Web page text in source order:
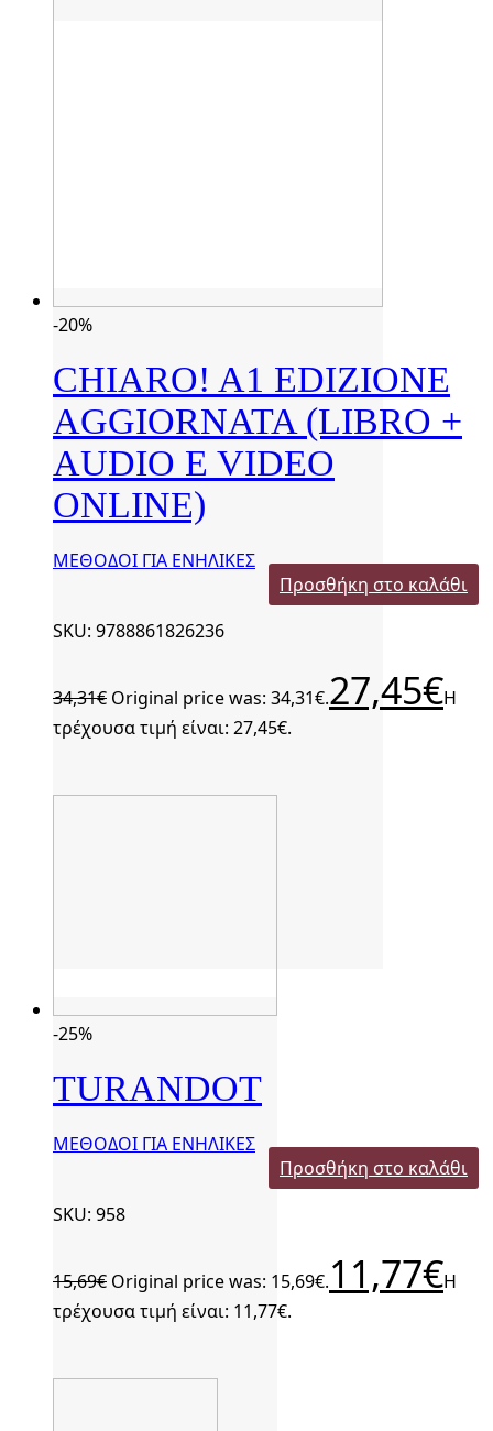
-20%
CHIARO! A1 EDIZIONE
AGGIORNATA (LIBRO +
AUDIO E VIDEO
ONLINE)
ΜΕΘΟΔΟΙ ΓΙΑ ΕΝΗΛΙΚΕΣ
Προσθήκη στο καλάθι
SKU: 9788861826236
34,31€ Original price was: 34,31€.27,45€Η
τρέχουσα τιμή είναι: 27,45€.
-25%
TURANDOT
ΜΕΘΟΔΟΙ ΓΙΑ ΕΝΗΛΙΚΕΣ
Προσθήκη στο καλάθι
SKU: 958
15,69€ Original price was: 15,69€.11,77€Η
τρέχουσα τιμή είναι: 11,77€.